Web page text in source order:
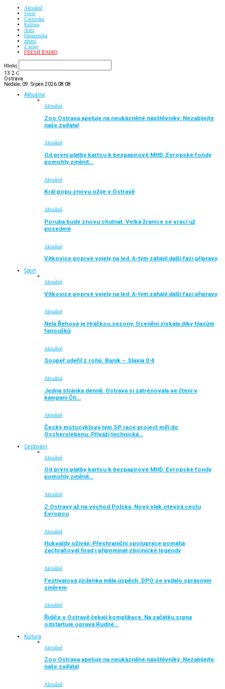
Aktuálně
Sport
Cestování
Kultura
Auto
Ekonomika
zdraví
Z kraje
FRESH RADIO
Hledej
13.2 C
Ostrava
Neděle, 09. Srpen 2026 08:08
Aktuálně
Aktuálně
Zoo Ostrava apeluje na neukázněné návštěvníky: Nezabíjejte
naše zvířata!
Aktuálně
Od první platby kartou k bezpapírové MHD. Evropské fondy
pomohly změnit…
Aktuálně
Král popu znovu ožije v Ostravě
Aktuálně
Poruba bude znovu chutnat. Velká žranice se vrací už
posedmé
Aktuálně
Vítkovice poprvé vyjely na led. A-tým zahájil další fázi přípravy
Sport
Aktuálně
Vítkovice poprvé vyjely na led. A-tým zahájil další fázi přípravy
Aktuálně
Nela Řehová je Hráčkou sezony. Ocenění získala díky hlasům
fanoušků
Aktuálně
Soupeř udeřil z rohů: Baník – Slavia 0:4
Aktuálně
Jedna stránka denně. Ostrava si zatrénovala ve čtení v
kampani Čti…
Aktuálně
Český motocyklový tým SP race project míří do
Oscherslebenu. Přiváží technická…
Cestování
Aktuálně
Od první platby kartou k bezpapírové MHD. Evropské fondy
pomohly změnit…
Aktuálně
Z Ostravy až na východ Polska. Nový vlak otevírá cestu
Evropou
Aktuálně
Hukvaldy ožívají. Přeshraniční spolupráce pomáhá
zachraňovat hrad i připomínat zbojnické legendy
Aktuálně
Festivalová jízdenka měla úspěch. DPO se vydalo správným
směrem
Aktuálně
Řidiče v Ostravě čekají komplikace. Na začátku srpna
odstartuje oprava Rudné…
Kultura
Aktuálně
Zoo Ostrava apeluje na neukázněné návštěvníky: Nezabíjejte
naše zvířata!
Aktuálně